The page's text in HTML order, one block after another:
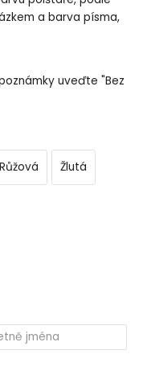
a barva písma,
uveďte "Bez
Růžová Žlutá